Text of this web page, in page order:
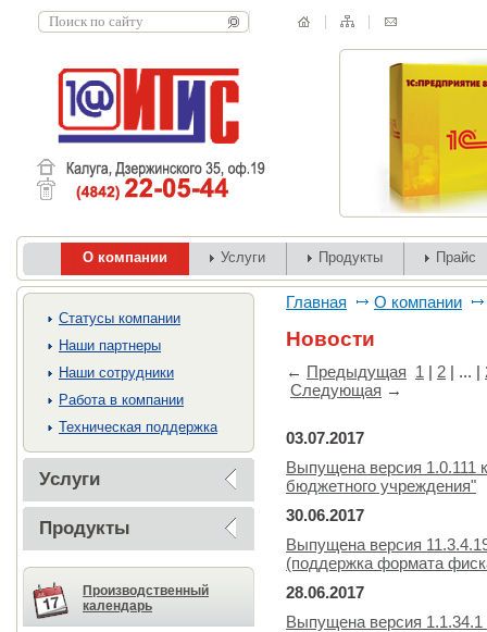
О компании Услуги Продукты Прайс
Cтатусы компании
Наши партнеры
Наши сотрудники
Работа в компании
Техническая поддержка
Услуги
Продукты
Производственный
календарь
Главная О компании
Новости
← Предыдущая 1 | 2 | ... |
Следующая →
03.07.2017
Выпущена версия 1.0.111
бюджетного учреждения"
30.06.2017
Выпущена версия
(поддержка формата
28.06.2017
Выпущена версия 1.1.34.1